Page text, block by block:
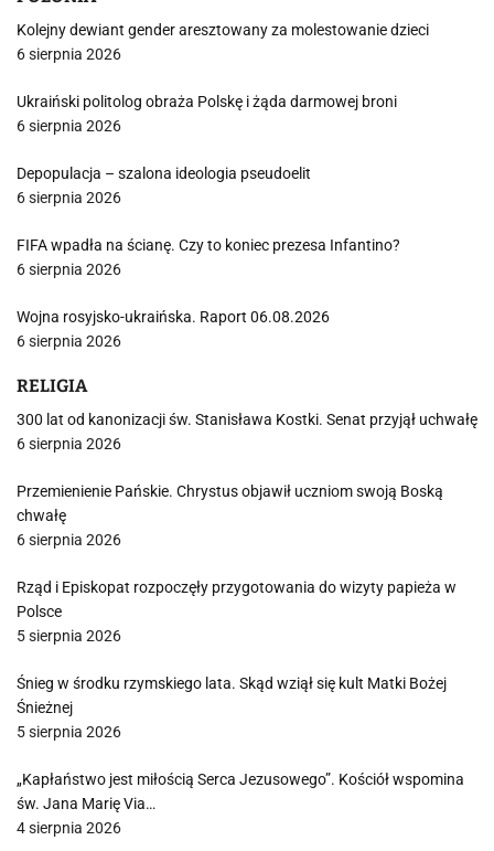
Kolejny dewiant gender aresztowany za molestowanie dzieci
6 sierpnia 2026
Ukraiński politolog obraża Polskę i żąda darmowej broni
6 sierpnia 2026
Depopulacja – szalona ideologia pseudoelit
6 sierpnia 2026
FIFA wpadła na ścianę. Czy to koniec prezesa Infantino?
6 sierpnia 2026
Wojna rosyjsko-ukraińska. Raport 06.08.2026
6 sierpnia 2026
RELIGIA
300 lat od kanonizacji św. Stanisława Kostki. Senat przyjął uchwałę
6 sierpnia 2026
Przemienienie Pańskie. Chrystus objawił uczniom swoją Boską
chwałę
6 sierpnia 2026
Rząd i Episkopat rozpoczęły przygotowania do wizyty papieża w
Polsce
5 sierpnia 2026
Śnieg w środku rzymskiego lata. Skąd wziął się kult Matki Bożej
Śnieżnej
5 sierpnia 2026
„Kapłaństwo jest miłością Serca Jezusowego”. Kościół wspomina
św. Jana Marię Via…
4 sierpnia 2026